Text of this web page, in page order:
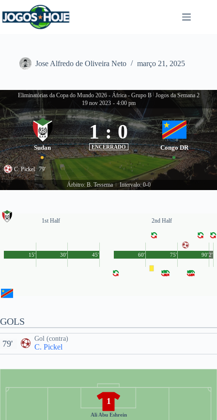
para
o
Jose Alfredo de Oliveira Neto março 21, 2025
Eliminatórias da Copa do Mundo 2026 - África - Grupo B
Jogos da Semana 2
19 nov 2023 - 4:00 pm
Sudan
1 : 0
ENCERRADO Congo DR
C. Pickel 79'
Árbitro: B. Tessema Intervalo: 0-0
1st Half
45'
15' 30'
2nd Half
90'
60' 75' 2'
GOLS
Gol (contra)
C. Pickel
79'
1
Ali Abu Eshrein